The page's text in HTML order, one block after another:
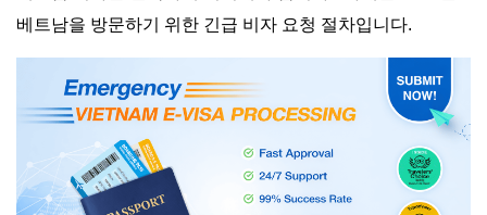
베트남을 방문하기 위한 긴급 비자 요청 절차입니다.